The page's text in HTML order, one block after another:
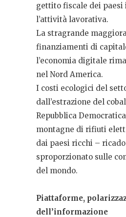
gettito fiscale dei paesi
l’attività lavorativa.
La stragrande
finanziamenti di
l’economia digitale
nel Nord America.
I costi ecologici del
dall’estrazione del
Repubblica
montagne di rifiuti
dai paesi ricchi –
sproporzionato sulle
del mondo.
Piattaforme,
dell’informazione